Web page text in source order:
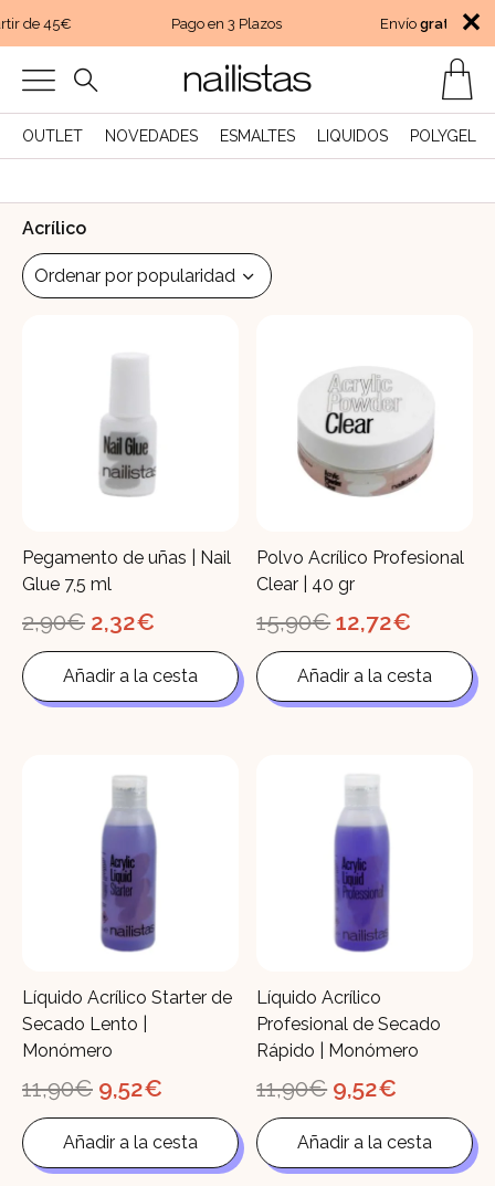
de 45€ Pago en 3 Plazos Envíogratis a✕
OUTLET NOVEDADES ESMALTES LIQUIDOS POLYGEL
Acrílico
Pegamento de uñas | Nail
Glue 7,5 ml
2,90€ El
precio
original
era:
2,90€.
2,32€
actual
es:
2,32€.
Añadir a la cesta
Polvo Acrílico Profesional
Clear | 40 gr
15,90€ El
precio
original
era:
15,90€.
12,72€
actual
es:
12,72€.
Añadir a la cesta
Líquido Acrílico Starter de
Secado Lento |
Monómero
11,90€ El
precio
original
era:
11,90€.
9,52€
actual
es:
9,52€.
Añadir a la cesta
Líquido Acrílico
Profesional de Secado
Rápido | Monómero
11,90€ El
precio
original
era:
11,90€.
9,52€
actual
es:
9,52€.
Añadir a la cesta